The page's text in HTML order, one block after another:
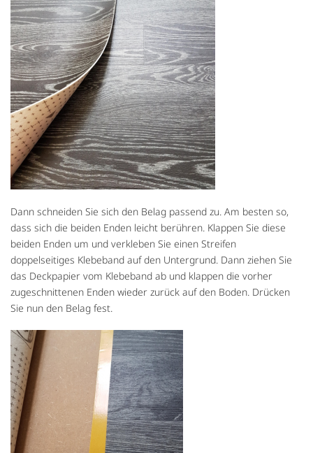
Dann schneiden Sie sich den Belag passend zu. Am besten so,
dass sich die beiden Enden leicht berühren. Klappen Sie diese
beiden Enden um und verkleben Sie einen Streifen
doppelseitiges Klebeband auf den Untergrund. Dann ziehen Sie
das Deckpapier vom Klebeband ab und klappen die vorher
zugeschnittenen Enden wieder zurück auf den Boden. Drücken
Sie nun den Belag fest.